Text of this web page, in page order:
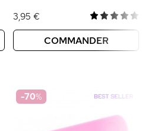
3,95 €
COMMANDER
-70%